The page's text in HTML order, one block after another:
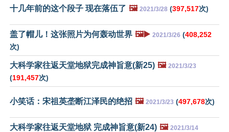
十几年前的这个段子 现在落伍了 🖼️ 2021/3/28 (397,517次)
盖了帽儿！这张照片为何轰动世界 🖼️▶️ 2021/3/26 (408,252
次)
大科学家往返天堂地狱完成神旨意(新25) 🖼️ 2021/3/23
(191,457次)
小笑话：宋祖英垄断江泽民的绝招 🖼️ 2021/3/23 (497,678次)
大科学家往返天堂地狱 完成神旨意(新24) 🖼️ 2021/3/14